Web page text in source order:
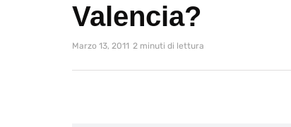
Valencia?
Marzo 13, 2011 2 minuti di lettura